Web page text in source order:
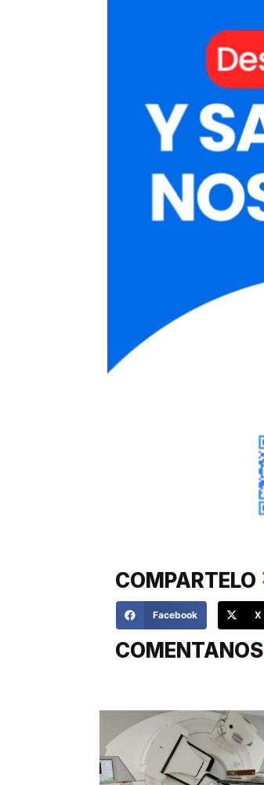
COMPARTELO
Facebook X
COMENTANOS